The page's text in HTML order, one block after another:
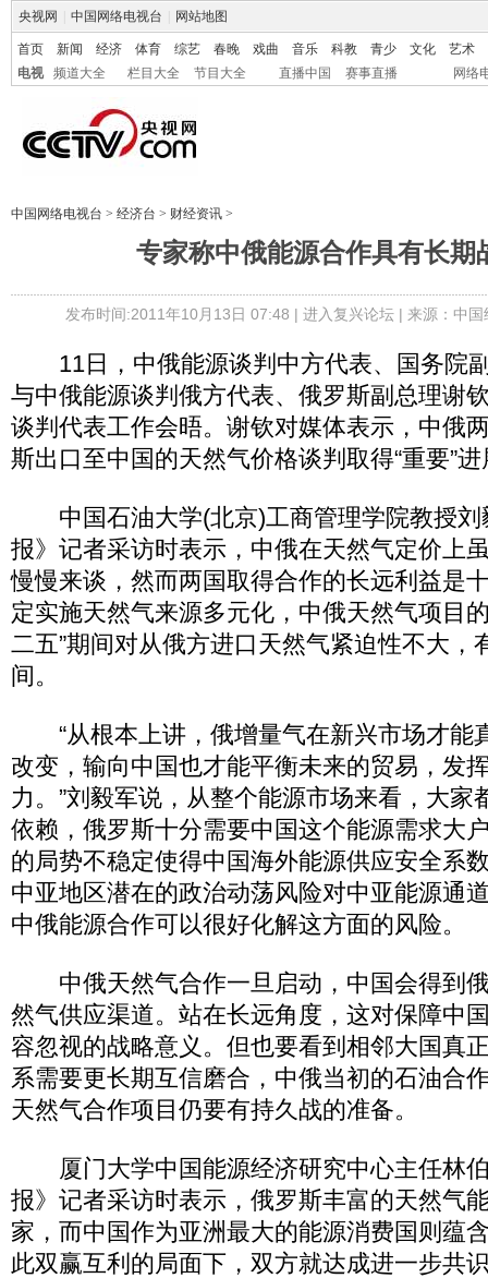
央视网 中国网络电视台 网站地图
首页 新闻 经济 体育 综艺 春晚 戏曲 音乐 科教 青少 文化
艺术
电视
频道大全 栏目大全 节目大全 直播中国 赛事直播 网络
中国网络电视台 > 经济台 > 财经资讯 >
专家称中俄能源合作具有长期
发布时间:2011年10月13日 07:48 | 进入复兴论坛| 来源：中
11日，中俄能源谈判中方代表、国务院
与中俄能源谈判俄方代表、俄罗斯副总理谢
谈判代表工作会晤。谢钦对媒体表示，中俄
斯出口至中国的天然气价格谈判取得“重要”
中国石油大学(北京)工商管理学院教授刘
报》记者采访时表示，中俄在天然气定价上
慢慢来谈，然而两国取得合作的长远利益是
定实施天然气来源多元化，中俄天然气项目
二五”期间对从俄方进口天然气紧迫性不大，
间。
“从根本上讲，俄增量气在新兴市场才能
改变，输向中国也才能平衡未来的贸易，发
力。”刘毅军说，从整个能源市场来看，大家
依赖，俄罗斯十分需要中国这个能源需求大
的局势不稳定使得中国海外能源供应安全系
中亚地区潜在的政治动荡风险对中亚能源通
中俄能源合作可以很好化解这方面的风险。
中俄天然气合作一旦启动，中国会得到
然气供应渠道。站在长远角度，这对保障中
容忽视的战略意义。但也要看到相邻大国真
系需要更长期互信磨合，中俄当初的石油合
天然气合作项目仍要有持久战的准备。
厦门大学中国能源经济研究中心主任林
报》记者采访时表示，俄罗斯丰富的天然气
家，而中国作为亚洲最大的能源消费国则蕴
此双赢互利的局面下，双方就达成进一步共